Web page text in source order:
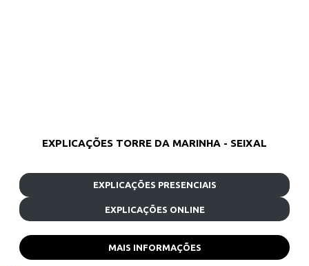
EXPLICAÇÕES TORRE DA MARINHA - SEIXAL
EXPLICAÇÕES PRESENCIAIS
EXPLICAÇÕES ONLINE
MAIS INFORMAÇÕES